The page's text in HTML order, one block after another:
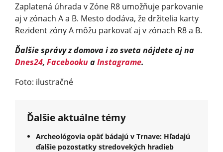
Zaplatená úhrada v Zóne R8 umožňuje parkovanie
aj v zónach A a B. Mesto dodáva, že držitelia karty
Rezident zóny A môžu parkovať aj v zónach R8 a B.
Ďalšie správy z domova i zo sveta nájdete aj na
Dnes24, FacebookuaInstagrame.
Foto: ilustračné
Ďalšie aktuálne témy
Archeológovia opäť bádajú v Trnave: Hľadajú
ďalšie pozostatky stredovekých hradieb